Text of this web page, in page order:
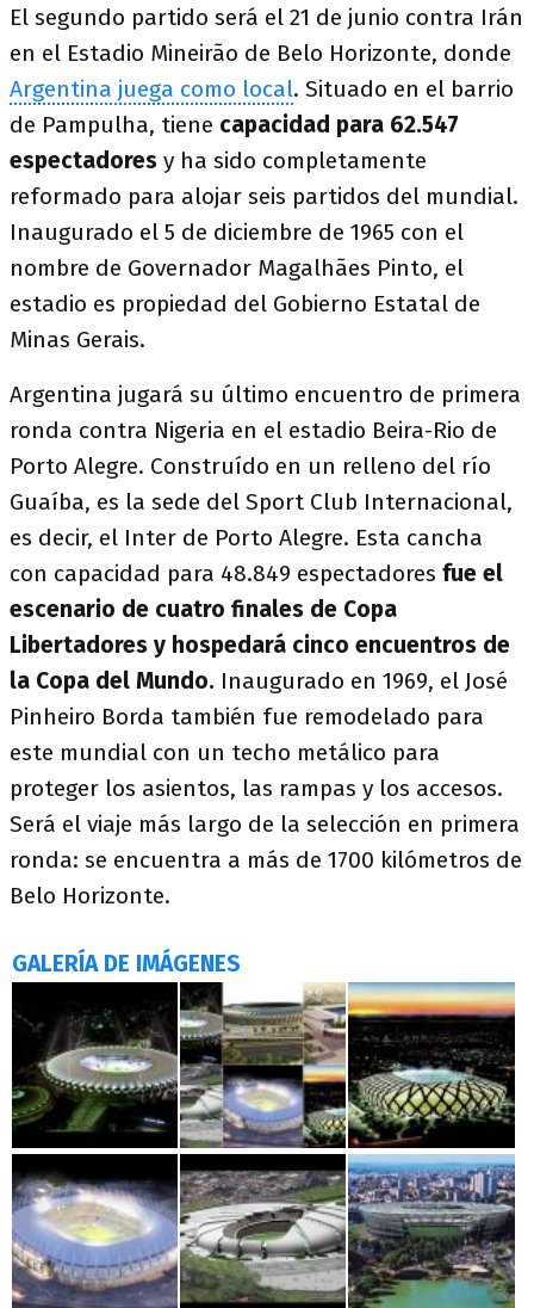
El segundo partido será el 21 de junio contra Irán
en el Estadio Mineirão de Belo Horizonte, donde
Argentina juega como local. Situado en el barrio
de Pampulha, tiene capacidad para 62.547
espectadores y ha sido completamente
reformado para alojar seis partidos del mundial.
Inaugurado el 5 de diciembre de 1965 con el
nombre de Governador Magalhães Pinto, el
estadio es propiedad del Gobierno Estatal de
Minas Gerais.
Argentina jugará su último encuentro de primera
ronda contra Nigeria en el estadio Beira-Rio de
Porto Alegre. Construído en un relleno del río
Guaíba, es la sede del Sport Club Internacional,
es decir, el Inter de Porto Alegre. Esta cancha
con capacidad para 48.849 espectadores fue el
escenario de cuatro finales de Copa
Libertadores y hospedará cinco encuentros de
la Copa del Mundo. Inaugurado en 1969, el José
Pinheiro Borda también fue remodelado para
este mundial con un techo metálico para
proteger los asientos, las rampas y los accesos.
Será el viaje más largo de la selección en primera
ronda: se encuentra a más de 1700 kilómetros de
Belo Horizonte.
GALERÍA DE IMÁGENES